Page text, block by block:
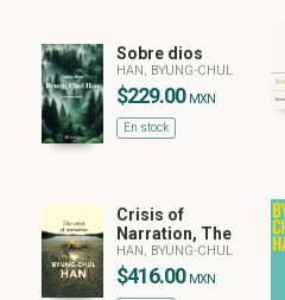
Sobre dios
HAN, BYUNG-CHUL
$229.00 MXN
En stock
Crisis of
Narration, The
HAN, BYUNG-CHUL
$416.00 MXN